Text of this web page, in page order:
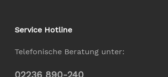
Service Hotline
Telefonische Beratung unter: